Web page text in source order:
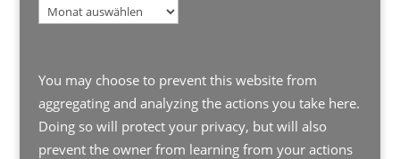
Archiv
You may choose to prevent this website from
aggregating and analyzing the actions you take here.
Doing so will protect your privacy, but will also
prevent the owner from learning from your actions